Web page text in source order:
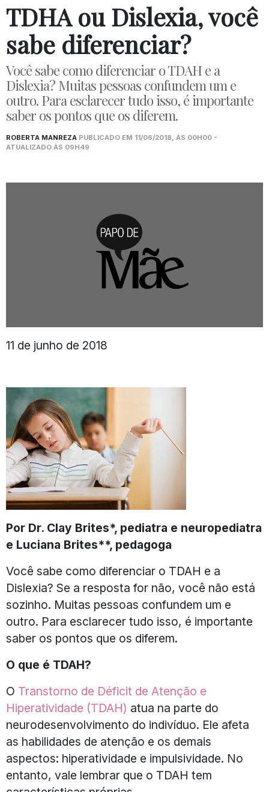
TDHA ou Dislexia, você
sabe diferenciar?
Você sabe como diferenciar o TDAH e a
Dislexia? Muitas pessoas confundem um e
outro. Para esclarecer tudo isso, é importante
saber os pontos que os diferem.
ROBERTA MANREZA PUBLICADO EM 11/06/2018, ÀS 00H00 -
ATUALIZADO ÀS 09H49
11 de junho de 2018
Por Dr. Clay Brites*, pediatra e neuropediatra
e Luciana Brites**, pedagoga
Você sabe como diferenciar o TDAH e a
Dislexia? Se a resposta for não, você não está
sozinho. Muitas pessoas confundem um e
outro. Para esclarecer tudo isso, é importante
saber os pontos que os diferem.
O que é TDAH?
O Transtorno de Déficit de Atenção e
Hiperatividade (TDAH) atua na parte do
neurodesenvolvimento do indivíduo. Ele afeta
as habilidades de atenção e os demais
aspectos: hiperatividade e impulsividade. No
entanto, vale lembrar que o TDAH tem